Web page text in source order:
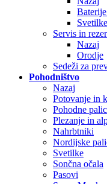
Servis in
Nazaj
Orodje
Sedeži za
Pohodništvo
Nazaj
Potovanje in
Pohodne
Plezanje in
Nahrbtniki
Nordijske
Svetilke
Sončna očala
Pasovi